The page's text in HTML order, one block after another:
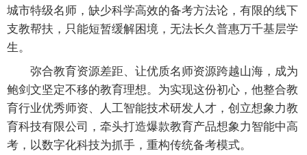
城市特级名师，缺少科学高效的备考方法论，有限的线下
支教帮扶，只能短暂缓解困境，无法长久普惠万千基层学
生。
弥合教育资源差距、让优质名师资源跨越山海，成为
鲍剑文坚定不移的教育理想。为实现这份初心，他整合教
育行业优秀师资、人工智能技术研发人才，创立想象力教
育科技有限公司，牵头打造爆款教育产品想象力智能中高
考，以数字化科技为抓手，重构传统备考模式。